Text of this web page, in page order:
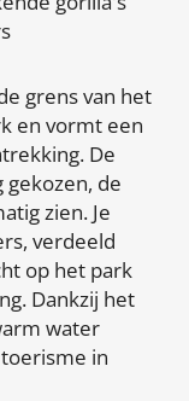
grens van het
en vormt een
De
gekozen, de
zien. Je
verdeeld
op het park
Dankzij het
water
in